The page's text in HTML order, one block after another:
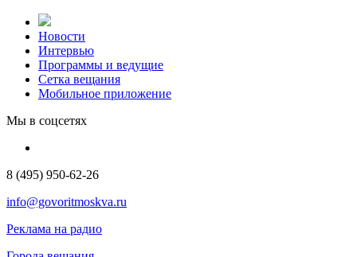
Новости
Интервью
Программы и ведущие
Сетка вещания
Мобильное приложение
Мы в соцсетях
8 (495) 950-62-26
info@govoritmoskva.ru
Реклама на радио